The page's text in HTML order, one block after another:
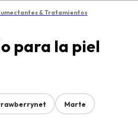
& Tratamientos
para la piel
Marte